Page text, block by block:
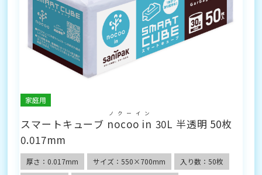
家庭用
スマートキューブ nocoo in
ノクーイン
30L 半透明 50枚
0.017mm
厚さ：0.017mm サイズ：550×700mm
入り数：50枚